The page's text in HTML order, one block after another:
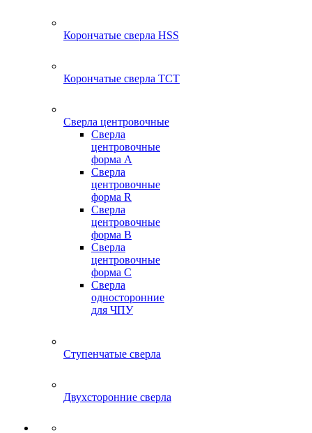
Корончатые сверла HSS
Корончатые сверла TCT
Сверла центровочные
Сверла
центровочные
форма A
Сверла
центровочные
форма R
Сверла
центровочные
форма B
Сверла
центровочные
форма C
Сверла
односторонние
для ЧПУ
Ступенчатые сверла
Двухсторонние сверла